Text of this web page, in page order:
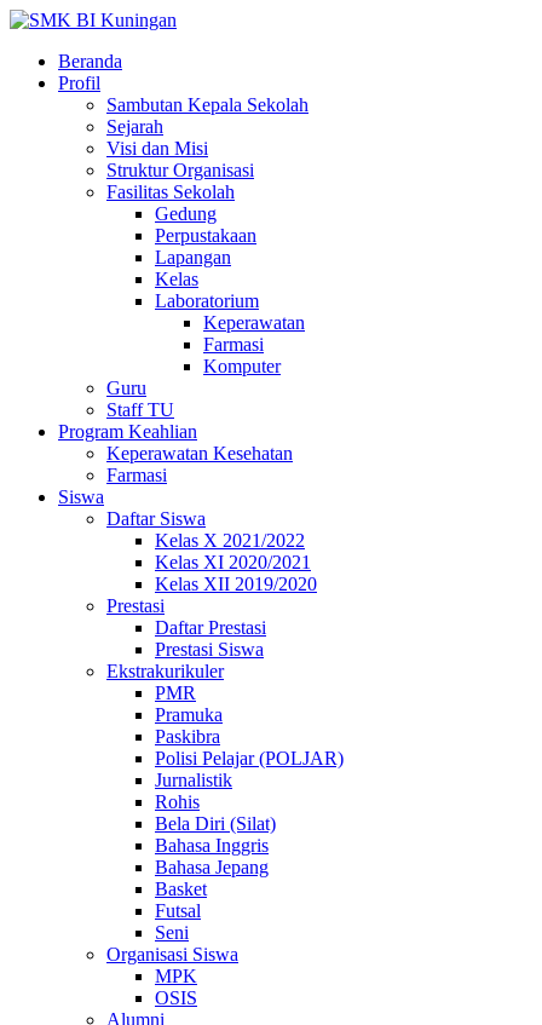
Beranda
Profil
Sambutan Kepala Sekolah
Sejarah
Visi dan Misi
Struktur Organisasi
Fasilitas Sekolah
Gedung
Perpustakaan
Lapangan
Kelas
Laboratorium
Keperawatan
Farmasi
Komputer
Guru
Staff TU
Program Keahlian
Keperawatan Kesehatan
Farmasi
Siswa
Daftar Siswa
Kelas X 2021/2022
Kelas XI 2020/2021
Kelas XII 2019/2020
Prestasi
Daftar Prestasi
Prestasi Siswa
Ekstrakurikuler
PMR
Pramuka
Paskibra
Polisi Pelajar (POLJAR)
Jurnalistik
Rohis
Bela Diri (Silat)
Bahasa Inggris
Bahasa Jepang
Basket
Futsal
Seni
Organisasi Siswa
MPK
OSIS
Alumni